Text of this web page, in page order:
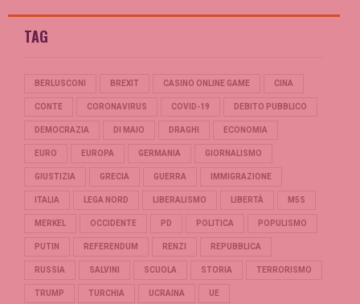
TAG
BERLUSCONI BREXIT CASINO ONLINE GAME CINA
CONTE CORONAVIRUS COVID-19 DEBITO PUBBLICO
DEMOCRAZIA DI MAIO DRAGHI ECONOMIA
EURO EUROPA GERMANIA GIORNALISMO
GIUSTIZIA GRECIA GUERRA IMMIGRAZIONE
ITALIA LEGA NORD LIBERALISMO LIBERTÀ M5S
MERKEL OCCIDENTE PD POLITICA POPULISMO
PUTIN REFERENDUM RENZI REPUBBLICA
RUSSIA SALVINI SCUOLA STORIA TERRORISMO
TRUMP TURCHIA UCRAINA UE